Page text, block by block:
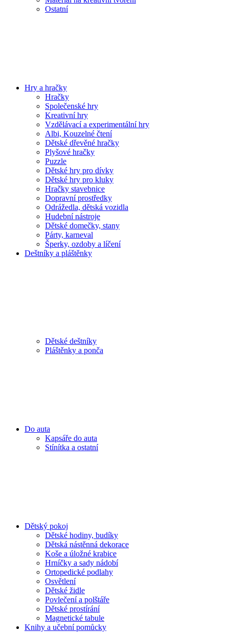
Ostatní
Hry a hračky
Hračky
Společenské hry
Kreativní hry
Vzdělávací a experimentální hry
Albi, Kouzelné čtení
Dětské dřevěné hračky
Plyšové hračky
Puzzle
Dětské hry pro dívky
Dětské hry pro kluky
Hračky stavebnice
Dopravní prostředky
Odrážedla, dětská vozidla
Hudební nástroje
Dětské domečky, stany
Párty, karneval
Šperky, ozdoby a líčení
Deštníky a pláštěnky
Dětské deštníky
Pláštěnky a ponča
Do auta
Kapsáře do auta
Stínítka a ostatní
Dětský pokoj
Dětské hodiny, budíky
Dětská nástěnná dekorace
Koše a úložné krabice
Hrníčky a sady nádobí
Ortopedické podlahy
Osvětlení
Dětské židle
Povlečení a polštáře
Dětské prostírání
Magnetické tabule
Knihy a učební pomůcky